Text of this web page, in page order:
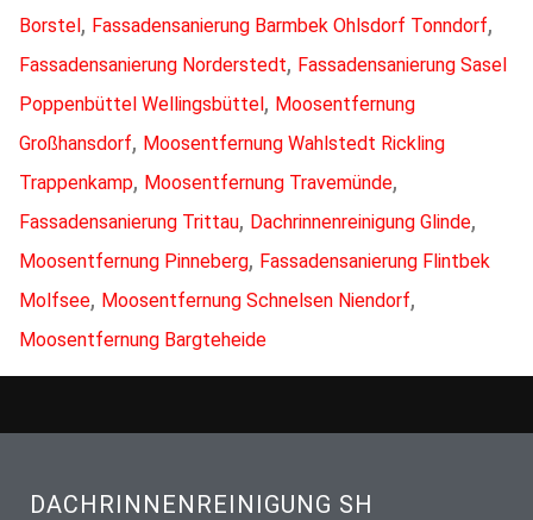
Borstel, Fassadensanierung Barmbek Ohlsdorf Tonndorf,
Fassadensanierung Norderstedt, Fassadensanierung Sasel
Poppenbüttel Wellingsbüttel, Moosentfernung
Großhansdorf, Moosentfernung Wahlstedt Rickling
Trappenkamp, Moosentfernung Travemünde,
Fassadensanierung Trittau, Dachrinnenreinigung Glinde,
Moosentfernung Pinneberg, Fassadensanierung Flintbek
Molfsee, Moosentfernung Schnelsen Niendorf,
Moosentfernung Bargteheide
DACHRINNENREINIGUNG SH